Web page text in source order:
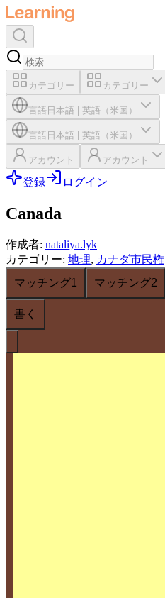
カテゴリー カテゴリー
言語 日本語 英語（米国）
言語 日本語 英語（米国）
アカウント アカウント
登録 ログイン
Canada
作成者: nataliya.lyk
カテゴリー: 地理, カナダ市民権
マッチング1
マッチング2
書く